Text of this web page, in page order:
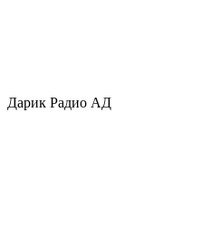
Дарик Радио АД